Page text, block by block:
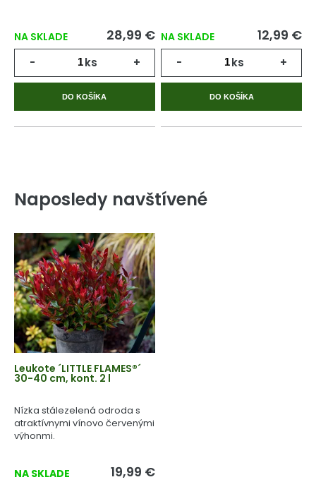
NA SKLADE 28,99 €
- ks +
DO KOŠÍKA
NA SKLADE 12,99 €
- ks +
DO KOŠÍKA
Naposledy navštívené
Leukote ´LITTLE FLAMES®´
30-40 cm, kont. 2 l
Nízka stálezelená odroda s
atraktívnymi vínovo červenými
výhonmi.
NA SKLADE 19,99 €